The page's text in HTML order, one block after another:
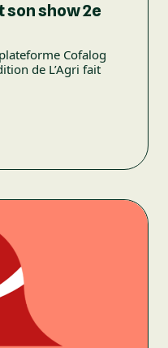
son show 2e
Cofalog
de L’Agri fait